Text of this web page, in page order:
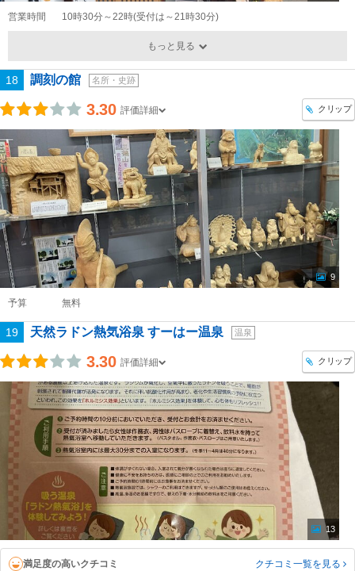
営業時間 10時30分～22時(受付は～21時30分)
もっと見る
18 調刻の館 名所・史跡
3.30 評価詳細 クリップ
9
予算 無料
19 天然ラドン熱気浴泉 すーはー温泉 温泉
3.30 評価詳細 クリップ
13
満足度の高いクチコミ クチコミ一覧を見る